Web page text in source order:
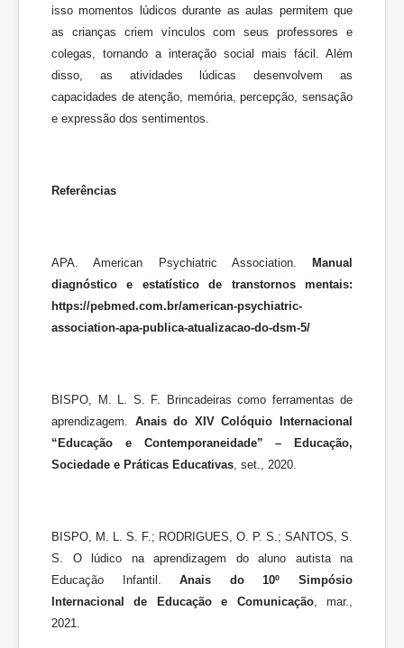
isso momentos lúdicos durante as aulas permitem que
as crianças criem vínculos com seus professores e
colegas, tornando a interação social mais fácil. Além
disso, as atividades lúdicas desenvolvem as
capacidades de atenção, memória, percepção, sensação
e expressão dos sentimentos.
Referências
APA. American Psychiatric Association. Manual
diagnóstico e estatístico de transtornos mentais:
https://pebmed.com.br/american-psychiatric-
association-apa-publica-atualizacao-do-dsm-5/
BISPO, M. L. S. F. Brincadeiras como ferramentas de
aprendizagem. Anais do XIV Colóquio Internacional
“Educação e Contemporaneidade” – Educação,
Sociedade e Práticas Educativas , set., 2020.
BISPO, M. L. S. F.; RODRIGUES, O. P. S.; SANTOS, S.
S. O lúdico na aprendizagem do aluno autista na
Educação Infantil.Anais do 10º Simpósio
Internacional de Educação e Comunicação, mar.,
2021.